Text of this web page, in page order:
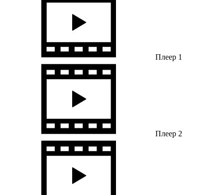
Плеер 1
Плеер 2